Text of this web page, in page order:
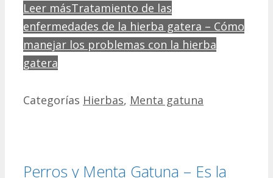
Leer másTratamiento de las
enfermedades de la hierba gatera – Cómo
manejar los problemas con la hierba
gatera
Categorías Hierbas, Menta gatuna
Perros y Menta Gatuna – Es la